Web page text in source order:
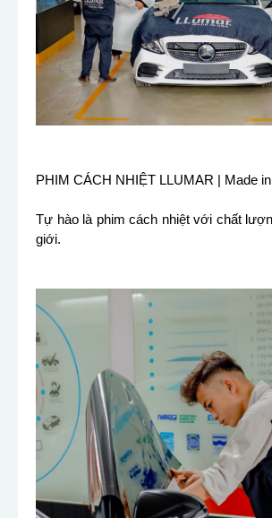
PHIM CÁCH NHIỆT LLUMAR | Made
Tự hào là phim cách nhiệt với chất
giới.